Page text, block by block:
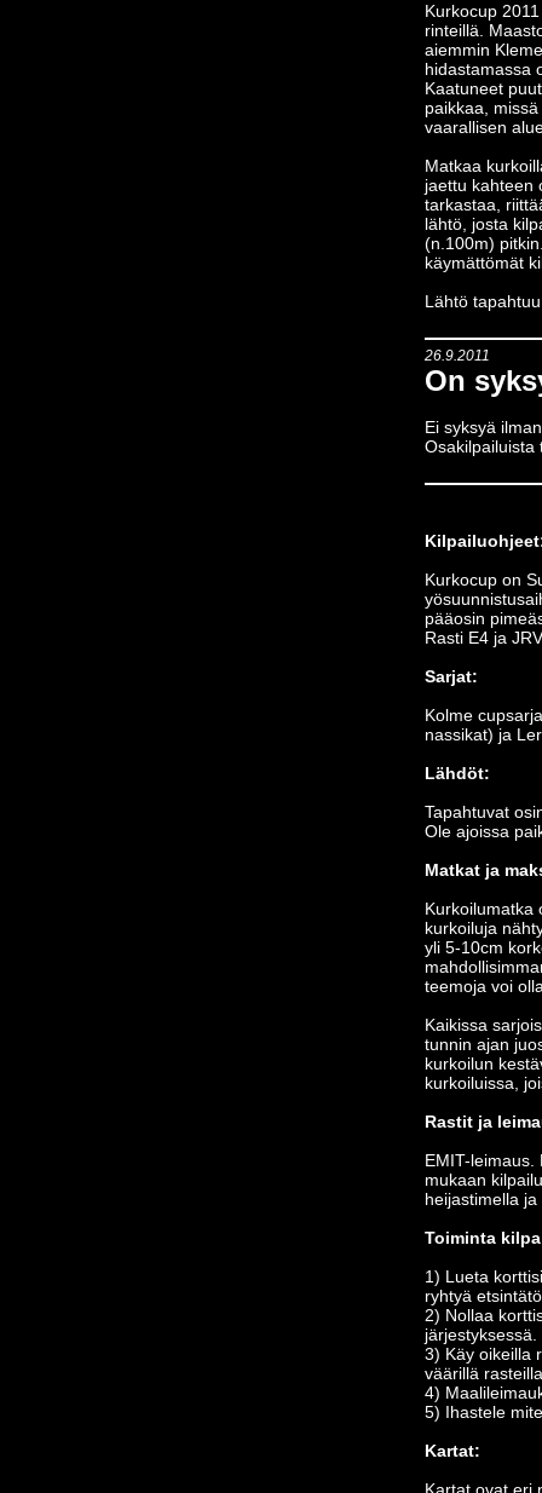
Kurkocup
rinteillä.
aiemmin
hidastamassa
Kaatuneet
paikkaa,
vaarallisen
Matkaa
jaettu kahteen
tarkastaa,
lähtö, josta
(n.100m)
käymättömät
Lähtö
26.9.2011
On
Ei syksyä
Osakilpailuista
Kurkocup on
pääosin
Rasti E4 ja
Sarjat:
Kolme
nassikat) ja
Lähdöt:
Tapahtuvat
Ole ajoissa
Matkat ja
Kurkoilumatka
kurkoiluja
yli 5-10cm
teemoja voi
Kaikissa
tunnin ajan
kurkoilun
kurkoiluissa,
Rastit ja
EMIT-leimaus.
mukaan
heijastimella
Toiminta
1) Lueta
ryhtyä
2) Nollaa
järjestyksessä.
3) Käy oikeilla
väärillä
4)
5) Ihastele
Kartat: